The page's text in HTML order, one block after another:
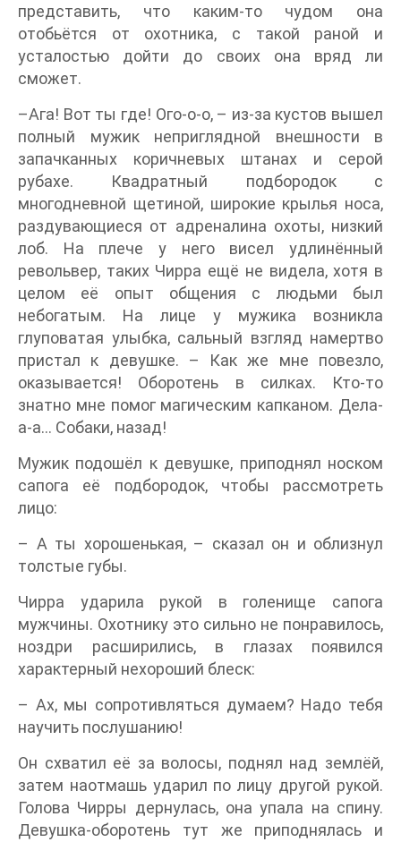
представить, что каким-то чудом она
отобьётся от охотника, с такой раной и
усталостью дойти до своих она вряд ли
сможет.
–Ага! Вот ты где! Ого-о-о, – из-за кустов вышел
полный мужик неприглядной внешности в
запачканных коричневых штанах и серой
рубахе. Квадратный подбородок с
многодневной щетиной, широкие крылья носа,
раздувающиеся от адреналина охоты, низкий
лоб. На плече у него висел удлинённый
револьвер, таких Чирра ещё не видела, хотя в
целом её опыт общения с людьми был
небогатым. На лице у мужика возникла
глуповатая улыбка, сальный взгляд намертво
пристал к девушке. – Как же мне повезло,
оказывается! Оборотень в силках. Кто-то
знатно мне помог магическим капканом. Дела-
а-а… Собаки, назад!
Мужик подошёл к девушке, приподнял носком
сапога её подбородок, чтобы рассмотреть
лицо:
– А ты хорошенькая, – сказал он и облизнул
толстые губы.
Чирра ударила рукой в голенище сапога
мужчины. Охотнику это сильно не понравилось,
ноздри расширились, в глазах появился
характерный нехороший блеск:
– Ах, мы сопротивляться думаем? Надо тебя
научить послушанию!
Он схватил её за волосы, поднял над землёй,
затем наотмашь ударил по лицу другой рукой.
Голова Чирры дернулась, она упала на спину.
Девушка-оборотень тут же приподнялась и